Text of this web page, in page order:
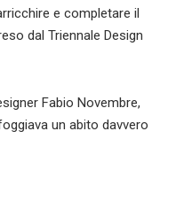
e completare il
dal Triennale Design
Fabio Novembre,
un abito davvero